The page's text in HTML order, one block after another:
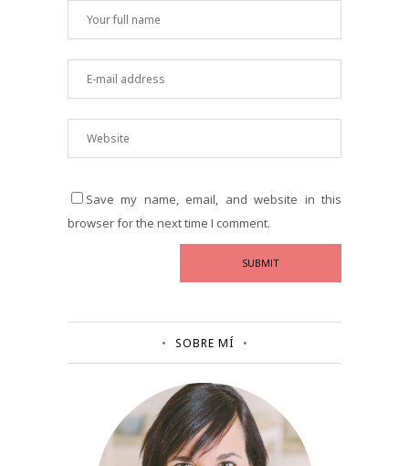
Save my name, email, and website in this
browser for the next time I comment.
SOBRE MÍ